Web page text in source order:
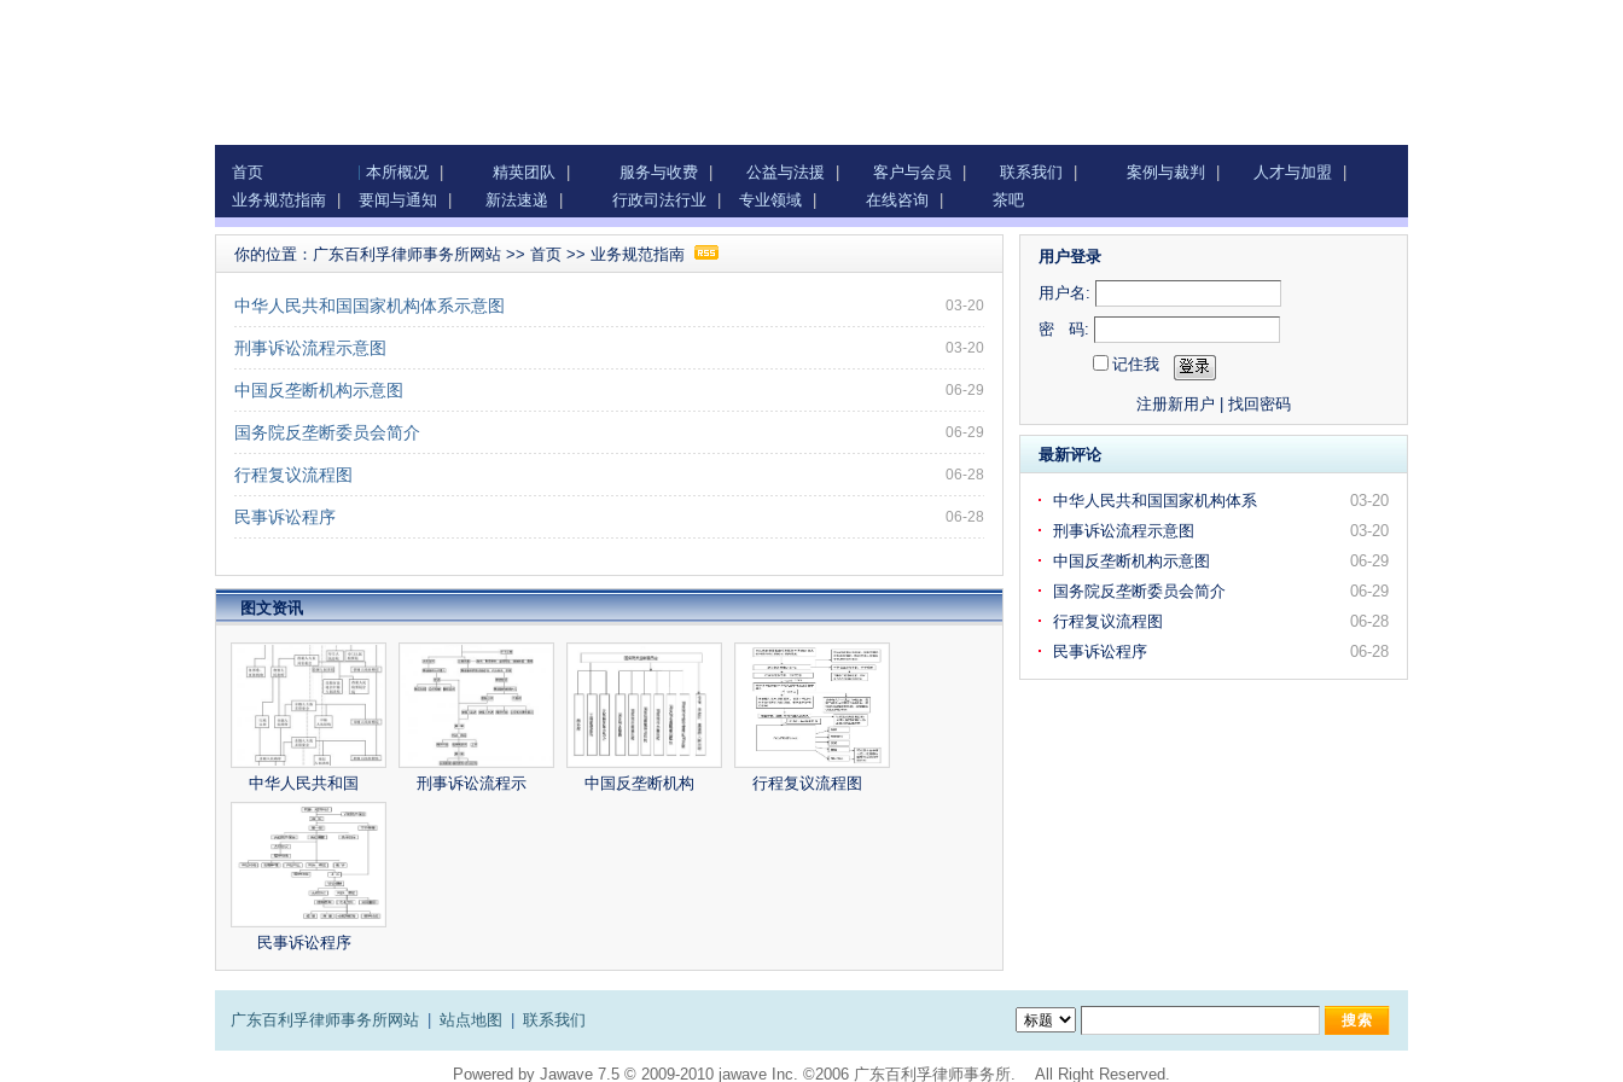
首页 本所概况 精英团队 服务与收费 公益与法援 客户与会员 联系我们 案例与裁判 人才与加盟
业务规范指南
要闻与通知 新法速递 行政司法行业 专业领域 在线咨询 茶吧
你的位置： 广东百利孚律师事务所网站 >> 首页 >> 业务规范指南
03-20
中华人民共和国国家机构体系示意图
03-20
刑事诉讼流程示意图
06-29
中国反垄断机构示意图
06-29
国务院反垄断委员会简介
06-28
行程复议流程图
06-28
民事诉讼程序
图文资讯
中华人民共和国 刑事诉讼流程示 中国反垄断机构 行程复议流程图
民事诉讼程序
用户登录
用户名:
密 码:
记住我
注册新用户 找回密码
最新评论
03-20
中华人民共和国国家机构体系
03-20
刑事诉讼流程示意图
06-29
中国反垄断机构示意图
06-29
国务院反垄断委员会简介
06-28
行程复议流程图
06-28
民事诉讼程序
广东百利孚律师事务所网站 站点地图 联系我们
Powered by Jawave 7.5 © 2009-2010 jawave Inc. ©2006 广东百利孚律师事务所. All Right Reserved.